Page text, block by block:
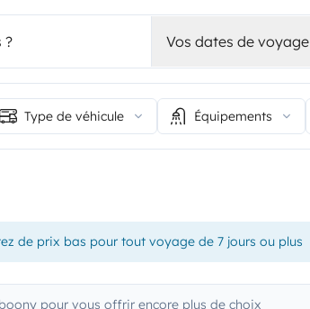
Vos dates de voyage
Type de véhicule Équipements
de prix bas pour tout voyage de 7 jours ou plus
pour vous offrir encore plus de choix